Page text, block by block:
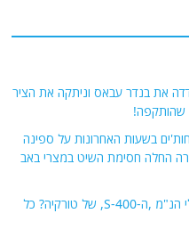
את בנדר עבאס וניתקה את הציר
שהותקפה!
בשעות האחרונות על ספינה
החלה חסימת השיט במצרי באב
האם מצרים תשים את ידיה על סוללת טילי הנ"מ ,ה-S-400, של טורקיה? כל